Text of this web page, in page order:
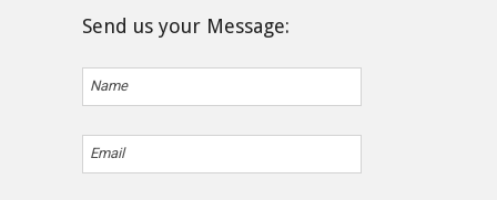
Send us your Message:
Name
Email